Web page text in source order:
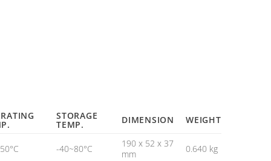
STORAGE
TEMP. DIMENSION WEIGHT
-40~80°C
190 x 52 x 37
mm
0.640 kg